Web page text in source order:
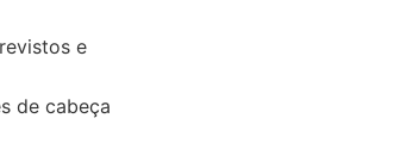
e
de cabeça